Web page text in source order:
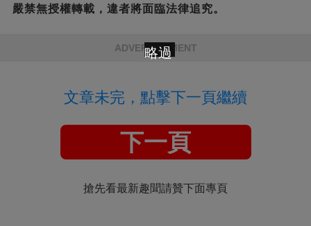
嚴禁無授權轉載，違者將面臨法律追究。
ADVERTISEMENT
文章未完，點擊下一頁繼續
下一頁
搶先看最新趣聞請贊下面專頁
略過